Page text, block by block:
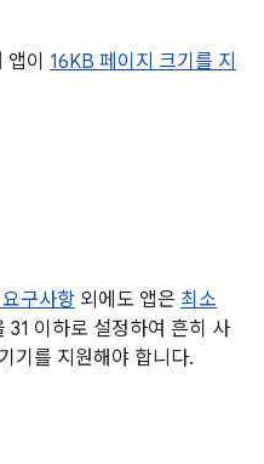
이 16KB 페이지 크기를 지
구사항 외에도 앱은 최소
31 이하로 설정하여 흔히 사
기를 지원해야 합니다.